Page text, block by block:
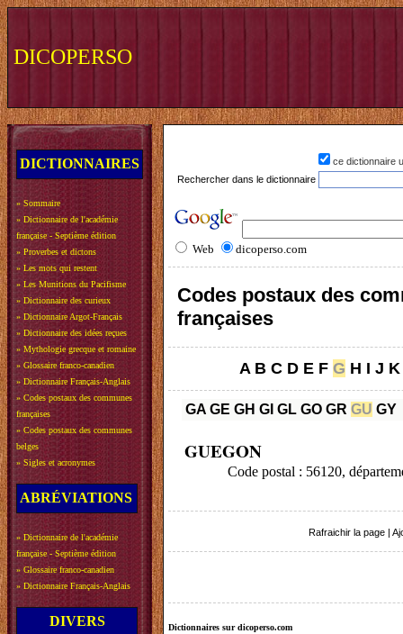
DICOPERSO
DICTIONNAIRES
» Sommaire
» Dictionnaire de l'académie
française - Septième édition
» Proverbes et dictons
» Les mots qui restent
» Les Munitions du Pacifisme
» Dictionnaire des curieux
» Dictionnaire Argot-Français
» Dictionnaire des idées reçues
» Mythologie grecque et romaine
» Glossaire franco-canadien
» Dictionnaire Français-Anglais
» Codes postaux des communes
françaises
» Codes postaux des communes
belges
» Sigles et acronymes
ABRÉVIATIONS
» Dictionnaire de l'académie
française - Septième édition
» Glossaire franco-canadien
» Dictionnaire Français-Anglais
DIVERS
ce dictionnaire
Rechercher dans le dictionnaire
Web dicoperso.com
Codes postaux des
françaises
A B C D E F G H I J K
GA GE GH GI GL GO GR GU GY
GUEGON
Code postal : 56120,
Rafraichir la page
Dictionnaires sur dicoperso.com